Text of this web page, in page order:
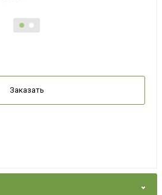
Заказать